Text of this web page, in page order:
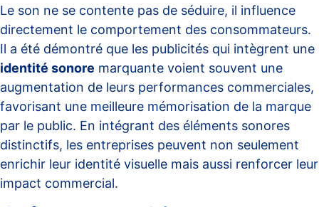
Le son ne se contente pas de séduire, il influence
directement le comportement des consommateurs.
Il a été démontré que les publicités qui intègrent une
identité sonore marquante voient souvent une
augmentation de leurs performances commerciales,
favorisant une meilleure mémorisation de la marque
par le public. En intégrant des éléments sonores
distinctifs, les entreprises peuvent non seulement
enrichir leur identité visuelle mais aussi renforcer leur
impact commercial.